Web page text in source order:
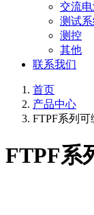
交流
测试
测控
其他
联系我们
首页
产品中心
FTPF系列
FTPF系